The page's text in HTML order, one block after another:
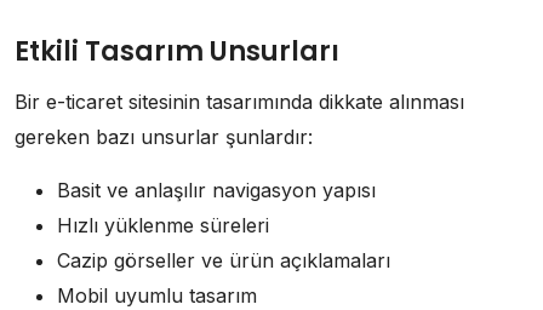
Etkili Tasarım Unsurları
Bir e-ticaret sitesinin tasarımında dikkate alınması
gereken bazı unsurlar şunlardır:
Basit ve anlaşılır navigasyon yapısı
Hızlı yüklenme süreleri
Cazip görseller ve ürün açıklamaları
Mobil uyumlu tasarım